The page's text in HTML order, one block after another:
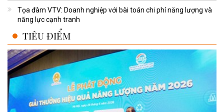
Tọa đàm VTV: Doanh nghiệp với bài toán chi phí năng lượng và
năng lực cạnh tranh
TIÊU ĐIỂM